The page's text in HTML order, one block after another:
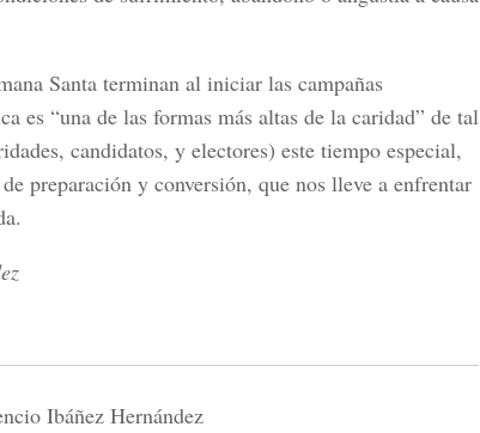
Santa terminan al iniciar las campañas
es “una de las formas más altas de la caridad” de tal
candidatos, y electores) este tiempo especial,
preparación y conversión, que nos lleve a enfrentar
Ibáñez Hernández